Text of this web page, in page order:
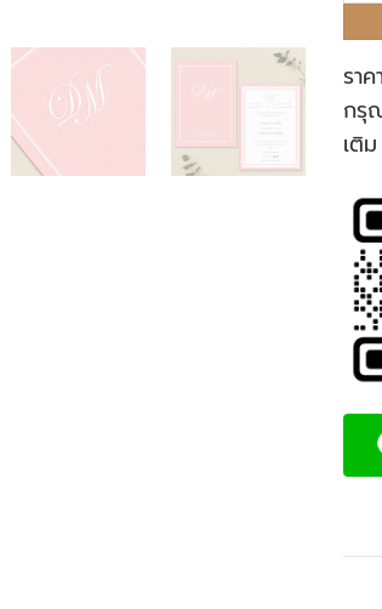
รา
กรุ
เติม